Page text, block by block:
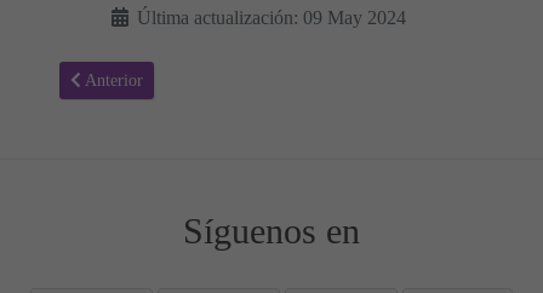
Última actualización: 09 May 2024
Artículo anterior: Textos para Dictados ✍🏻 Escribe y Aprende
Anterior
Síguenos en